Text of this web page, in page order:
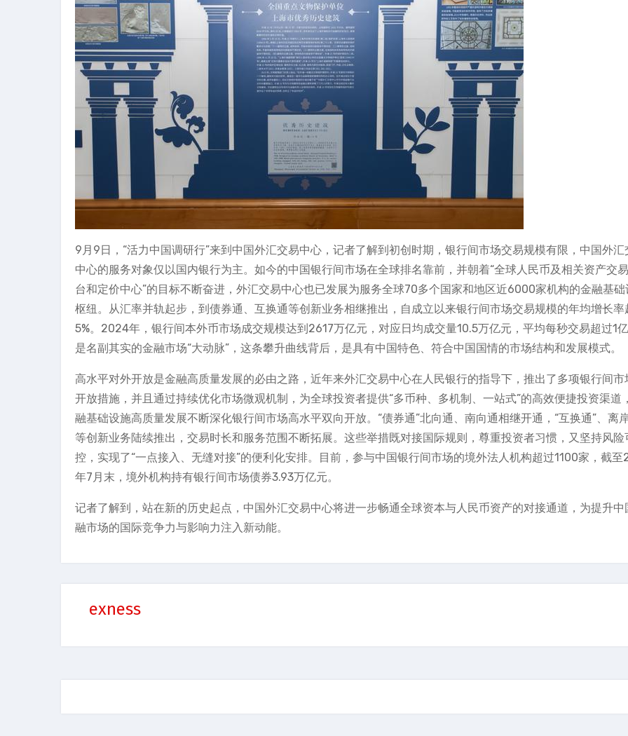
9月9日，“活力中国调研行”来到中国外汇交易中心，记者了解到初创时期，银行间市场交易规模有限，中国外汇
中心的服务对象仅以国内银行为主。如今的中国银行间市场在全球排名靠前，并朝着“全球人民币及相关资产交
台和定价中心”的目标不断奋进，外汇交易中心也已发展为服务全球70多个国家和地区近6000家机构的金融基础
枢纽。从汇率并轨起步，到债券通、互换通等创新业务相继推出，自成立以来银行间市场交易规模的年均增长率
5%。2024年，银行间本外币市场成交规模达到2617万亿元，对应日均成交量10.5万亿元，平均每秒交易超过1亿
是名副其实的金融市场“大动脉”，这条攀升曲线背后，是具有中国特色、符合中国国情的市场结构和发展模式。
高水平对外开放是金融高质量发展的必由之路，近年来外汇交易中心在人民银行的指导下，推出了多项银行间市
开放措施，并且通过持续优化市场微观机制，为全球投资者提供“多币种、多机制、一站式”的高效便捷投资渠道
融基础设施高质量发展不断深化银行间市场高水平双向开放。“债券通”北向通、南向通相继开通，“互换通”、离
等创新业务陆续推出，交易时长和服务范围不断拓展。这些举措既对接国际规则，尊重投资者习惯，又坚持风险
控，实现了“一点接入、无缝对接”的便利化安排。目前，参与中国银行间市场的境外法人机构超过1100家，截
年7月末，境外机构持有银行间市场债券3.93万亿元。
记者了解到，站在新的历史起点，中国外汇交易中心将进一步畅通全球资本与人民币资产的对接通道，为提升中
融市场的国际竞争力与影响力注入新动能。
exness